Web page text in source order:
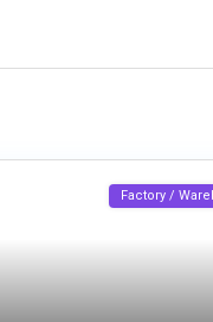
Factory /